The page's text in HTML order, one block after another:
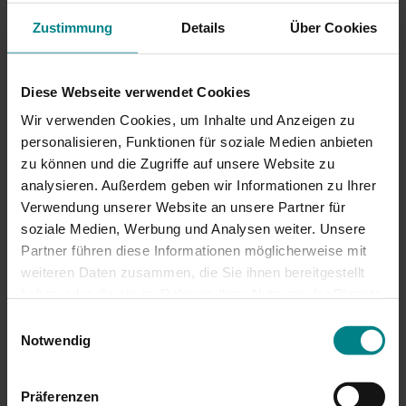
Zustimmung Details Über Cookies
Diese Webseite verwendet Cookies
Wir verwenden Cookies, um Inhalte und Anzeigen zu
personalisieren, Funktionen für soziale Medien anbieten
zu können und die Zugriffe auf unsere Website zu
analysieren. Außerdem geben wir Informationen zu Ihrer
Verwendung unserer Website an unsere Partner für
soziale Medien, Werbung und Analysen weiter. Unsere
Partner führen diese Informationen möglicherweise mit
weiteren Daten zusammen, die Sie ihnen bereitgestellt
Zustimmungen erteilen, willigen Sie auch in die
Übermittlung personenbezogener Daten in die USA ein.
Einige Dienstleister, deren Diensten wir uns bedienen,
wie z.B. Google, haben ihren Sitz in den USA
Notwendig
Präferenzen
Busersatz Niebüll – Husum
In der morgendlichen Hauptverkehrszeit fährt die NOB
mit folgenden Kapazitäten auf die Insel Sylt:
6:01 ab Niebüll NOB81806: 5x DB-Reisezugwagen
6:31 ab Niebüll NOB81808: 3x Euroexpress + 2x DB-
Reisezugwagen
6:35 ab Niebüll Bahnhofs-Vorplatz: SVG Bus
7:01 ab Niebüll NOB81810: 2x LINT54
7:31 ab Niebüll NOB81812: 3x Lint 41
8:01 ab Niebüll NOB81700: 5x DB Regio-